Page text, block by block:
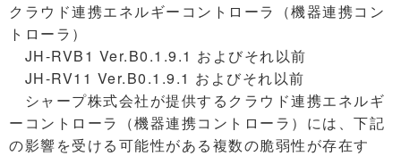
クラウド連携エネルギーコントローラ（機器連携コン
トローラ）
JH-RVB1 Ver.B0.1.9.1 およびそれ以前
JH-RV11 Ver.B0.1.9.1 およびそれ以前
シャープ株式会社が提供するクラウド連携エネルギ
ーコントローラ（機器連携コントローラ）には、下記
の影響を受ける可能性がある複数の脆弱性が存在す